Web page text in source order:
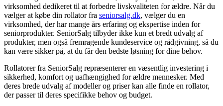
virksomhed dedikeret til at forbedre livskvaliteten for ældre. Når du
vælger at købe din rollator fra seniorsalg.dk, vælger du en
virksomhed, der har mange års erfaring og ekspertise inden for
seniorprodukter. SeniorSalg tilbyder ikke kun et bredt udvalg af
produkter, men også fremragende kundeservice og rådgivning, så du
kan være sikker på, at du får den bedste løsning for dine behov.
Rollatorer fra SeniorSalg repræsenterer en væsentlig investering i
sikkerhed, komfort og uafhængighed for ældre mennesker. Med
deres brede udvalg af modeller og priser kan alle finde en rollator,
der passer til deres specifikke behov og budget.